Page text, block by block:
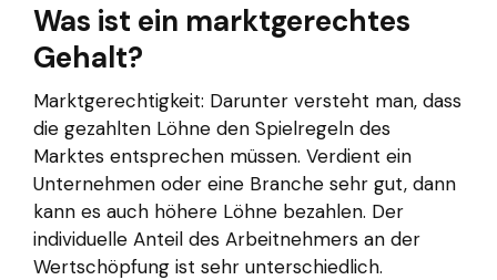
Was ist ein marktgerechtes
Gehalt?
Marktgerechtigkeit: Darunter versteht man, dass
die gezahlten Löhne den Spielregeln des
Marktes entsprechen müssen. Verdient ein
Unternehmen oder eine Branche sehr gut, dann
kann es auch höhere Löhne bezahlen. Der
individuelle Anteil des Arbeitnehmers an der
Wertschöpfung ist sehr unterschiedlich.